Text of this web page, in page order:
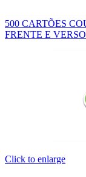
500 CARTÕES
FRENTE E
Click to enlarge